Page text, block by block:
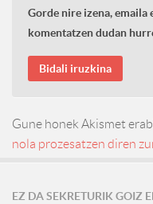
Gorde nire izena, emaila
komentatzen dudan
Gune honek Akismet
nola prozesatzen diren
EZ DA SEKRETURIK GOIZ